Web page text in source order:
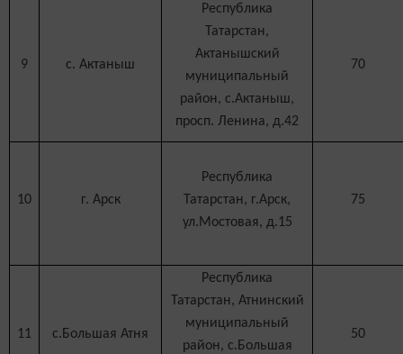
9 с. Актаныш
Республика
Татарстан,
Актанышский
муниципальный
район, с.Актаныш,
просп. Ленина, д.42
70
10 г. Арск
Республика
Татарстан, г.Арск,
ул.Мостовая, д.15
75
11 с.Большая Атня
Республика
Татарстан, Атнинский
муниципальный
район, с.Большая
50